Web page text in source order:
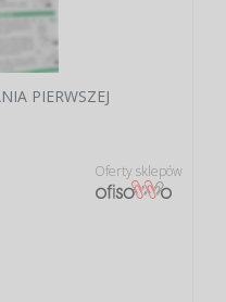
PIERWSZEJ
Oferty sklepów